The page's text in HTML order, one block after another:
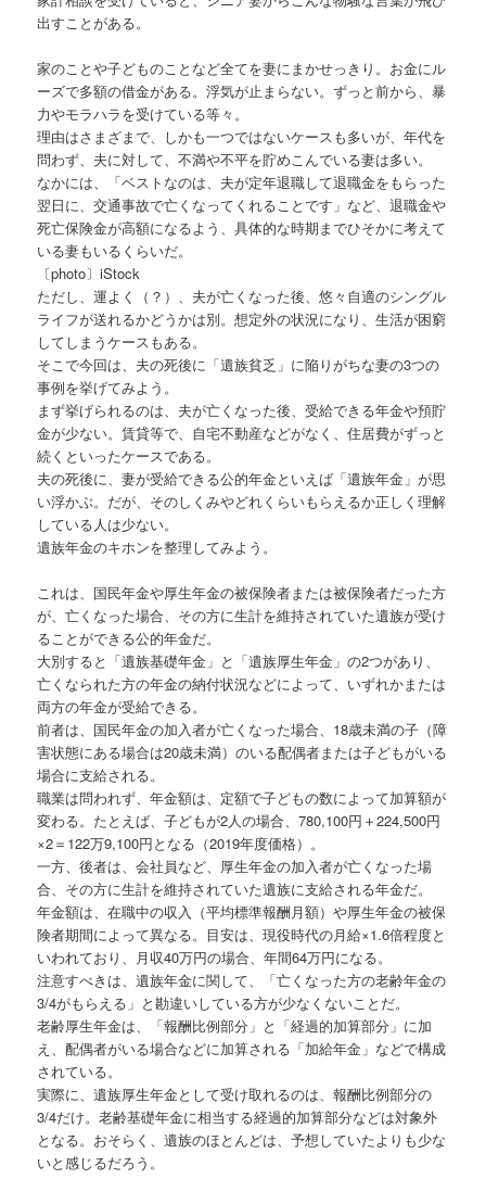
出すことがある。
家のことや子どものことなど全てを妻にまかせっきり。お金にル
ーズで多額の借金がある。浮気が止まらない。ずっと前から、暴
力やモラハラを受けている等々。
理由はさまざまで、しかも一つではないケースも多いが、年代を
問わず、夫に対して、不満や不平を貯めこんでいる妻は多い。
なかには、「ベストなのは、夫が定年退職して退職金をもらった
翌日に、交通事故で亡くなってくれることです」など、退職金や
死亡保険金が高額になるよう、具体的な時期までひそかに考えて
いる妻もいるくらいだ。
〔photo〕iStock
ただし、運よく（？）、夫が亡くなった後、悠々自適のシングル
ライフが送れるかどうかは別。想定外の状況になり、生活が困窮
してしまうケースもある。
そこで今回は、夫の死後に「遺族貧乏」に陥りがちな妻の3つの
事例を挙げてみよう。
まず挙げられるのは、夫が亡くなった後、受給できる年金や預貯
金が少ない。賃貸等で、自宅不動産などがなく、住居費がずっと
続くといったケースである。
夫の死後に、妻が受給できる公的年金といえば「遺族年金」が思
い浮かぶ。だが、そのしくみやどれくらいもらえるか正しく理解
している人は少ない。
遺族年金のキホンを整理してみよう。
これは、国民年金や厚生年金の被保険者または被保険者だった方
が、亡くなった場合、その方に生計を維持されていた遺族が受け
ることができる公的年金だ。
大別すると「遺族基礎年金」と「遺族厚生年金」の2つがあり、
亡くなられた方の年金の納付状況などによって、いずれかまたは
両方の年金が受給できる。
前者は、国民年金の加入者が亡くなった場合、18歳未満の子（障
害状態にある場合は20歳未満）のいる配偶者または子どもがいる
場合に支給される。
職業は問われず、年金額は、定額で子どもの数によって加算額が
変わる。たとえば、子どもが2人の場合、780,100円＋224,500円
×2＝122万9,100円となる（2019年度価格）。
一方、後者は、会社員など、厚生年金の加入者が亡くなった場
合、その方に生計を維持されていた遺族に支給される年金だ。
年金額は、在職中の収入（平均標準報酬月額）や厚生年金の被保
険者期間によって異なる。目安は、現役時代の月給×1.6倍程度と
いわれており、月収40万円の場合、年間64万円になる。
注意すべきは、遺族年金に関して、「亡くなった方の老齢年金の
3/4がもらえる」と勘違いしている方が少なくないことだ。
老齢厚生年金は、「報酬比例部分」と「経過的加算部分」に加
え、配偶者がいる場合などに加算される「加給年金」などで構成
されている。
実際に、遺族厚生年金として受け取れるのは、報酬比例部分の
3/4だけ。老齢基礎年金に相当する経過的加算部分などは対象外
となる。おそらく、遺族のほとんどは、予想していたよりも少な
いと感じるだろう。